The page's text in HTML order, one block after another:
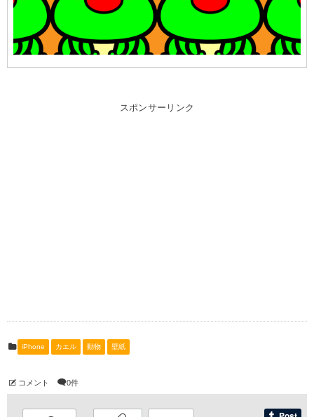
スポンサーリンク
iPhone カエル 動物 壁紙
コメント 0件